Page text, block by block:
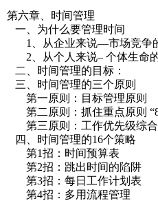
第六章、时间管理
一、为什么要管理时间
1、从企业来说—市场竞争
2、从个人来说– 个体生命
二、时间管理的目标：
三、时间管理的三个原则
第一原则：目标管理原则
第二原则：抓住重点原则
第三原则：工作优先级综
四、时间管理的16个策略
第1招：时间预算表
第2招：跳出时间的陷阱
第3招：每日工作计划表
第4招：多用流程管理